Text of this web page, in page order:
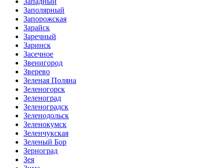
Заполярный
Запорожская
Зарайск
Заречный
Заринск
Засечное
Звенигород
Зверево
Зеленая Поляна
Зеленогорск
Зеленоград
Зеленоградск
Зеленодольск
Зеленокумск
Зеленчукская
Зеленый Бор
Зерноград
Зея